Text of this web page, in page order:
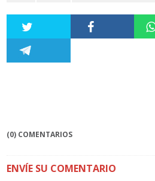
(0) COMENTARIOS
ENVÍE SU COMENTARIO